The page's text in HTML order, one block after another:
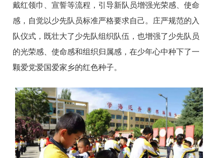
戴红领巾、宣誓等流程，引导新队员增强光荣感、使命
感，自觉以少先队员标准严格要求自己。庄严规范的入
队仪式，既壮大了少先队组织队伍，也增强了少先队员
的光荣感、使命感和组织归属感，在少年心中种下了一
颗爱党爱国爱家乡的红色种子。